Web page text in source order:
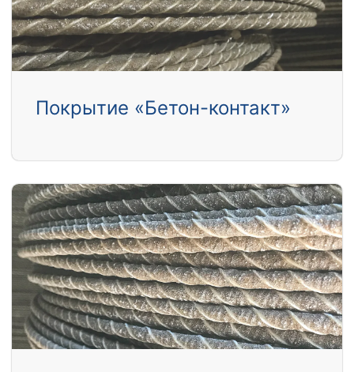
Покрытие «Бетон-контакт»